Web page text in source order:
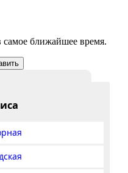
самое ближайшее время.